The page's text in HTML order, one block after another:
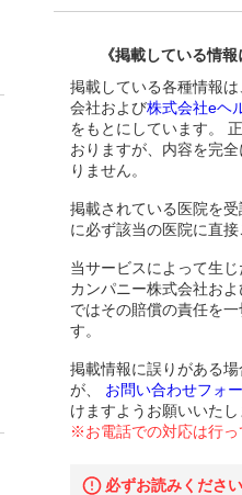
《掲載している情
掲載している各種情報
会社および株式会社eヘ
をもとにしています。
おりますが、内容を完
りません。
掲載されている医院を
に必ず該当の医院に直接
当サービスによって生
カンパニー株式会社およ
ではその賠償の責任を
す。
掲載情報に誤りがある
が、
お問い合わせフォ
けますようお願いいたし
※お電話での対応は行っ
必ずお読みください